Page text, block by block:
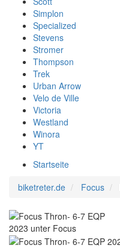
Simplon
Specialized
Stevens
Stromer
Thompson
Trek
Urban Arrow
Velo de Ville
Victoria
Westland
Winora
YT
Startseite
biketreter.de
Focus